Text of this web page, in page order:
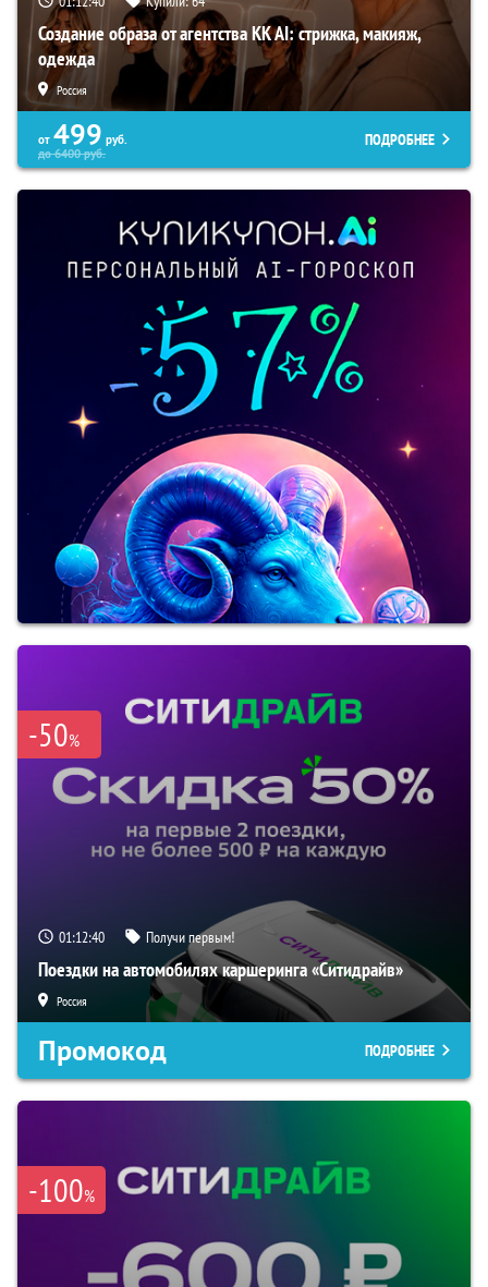
Создание образа от агентства KK AI: стрижка, макияж,
одежда
Россия
от 499 руб.
до6400руб.
ПОДРОБНЕЕ
-50%
01:12:39 Получи первым!
Поездки на автомобилях каршеринга «Ситидрайв»
Россия
Промокод ПОДРОБНЕЕ
-100%